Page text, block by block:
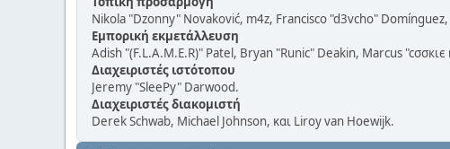
Nikola "Dzonny" Novaković, m4z, Francisco "d3vcho"
Εμπορική εκμετάλλευση
Adish "(F.L.A.M.E.R)" Patel, Bryan "Runic" Deakin, Marcus
Διαχειριστές ιστότοπου
Jeremy "SleePy" Darwood.
Διαχειριστές διακομιστή
Derek Schwab, Michael Johnson, και Liroy van Hoewijk.